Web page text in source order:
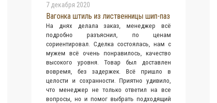
7 декабря 2020
Вагонка штиль из лиственницы шип-паз
На днях делала заказ, менеджер всё
подробно разъяснил, по ценам
сориентировал. Сделка состоялась, нам с
мужем всё очень понравилось, качество
высокого уровня. Товар был доставлен
вовремя, без задержек. Всё пришло в
целости и сохранности. Приятно удивило,
что менеджер не только ответил на все
вопросы, но и помог выбрать подходящий